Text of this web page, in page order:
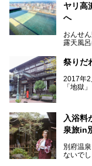
ヤリ高
へ
おんせ
露天風
てんく
いう利
地上
ナ、そ
併設の
「シテ
ルダウ
祭りだ
2017年2
「地獄
まつり
の共同
が100円
しかも
ド」も
ーマウ
入浴料
泉旅in
別府温
ないで